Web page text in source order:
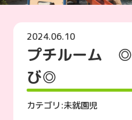
2024.06.10
プチルーム ◎
び◎
カテゴリ:未就園児